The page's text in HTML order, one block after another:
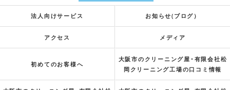
法人向けサービス お知らせ(ブログ）
アクセス メディア
初めてのお客様へ
大阪市のクリーニング屋･有限会社松
岡クリーニング工場の口コミ情報